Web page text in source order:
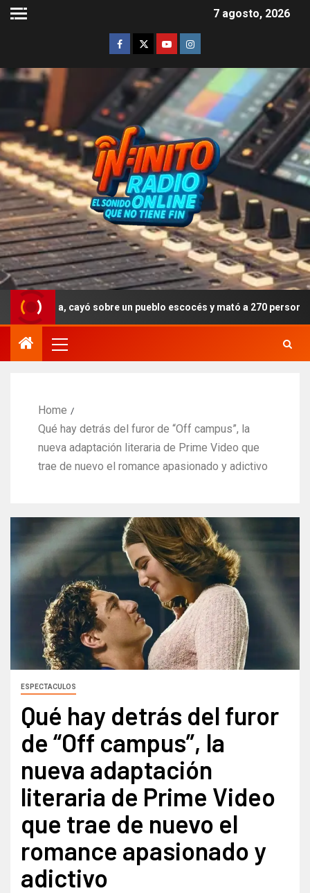
7 agosto, 2026
cayó sobre un pueblo escocés y mató a 270 personas
Home
Qué hay detrás del furor de “Off campus”, la
nueva adaptación literaria de Prime Video que
trae de nuevo el romance apasionado y adictivo
ESPECTACULOS
Qué hay detrás del furor
de “Off campus”, la
nueva adaptación
literaria de Prime Video
que trae de nuevo el
romance apasionado y
adictivo